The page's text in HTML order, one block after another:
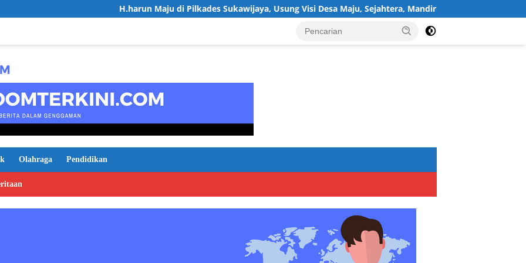
H.harun Maju di Pilkades Sukawijaya, Usung Visi Desa Maju, Sejahtera, Mandiri, dan Religius Bangun Sukawijaya
Olahraga Pendidikan